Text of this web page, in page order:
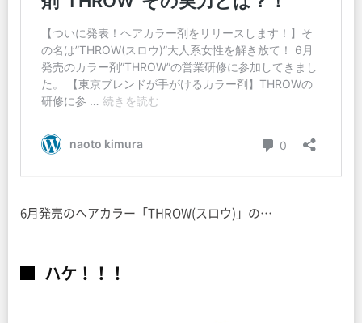
6月発売のヘアカラー「THROW(スロウ)」の…
ハケ！！！